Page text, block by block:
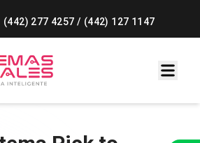
(442) 277 4257 / (442) 127 1147